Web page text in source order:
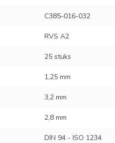
C385-016-032
RVS A2
25 stuks
1,25 mm
3,2 mm
2,8 mm
DIN 94 - ISO 1234